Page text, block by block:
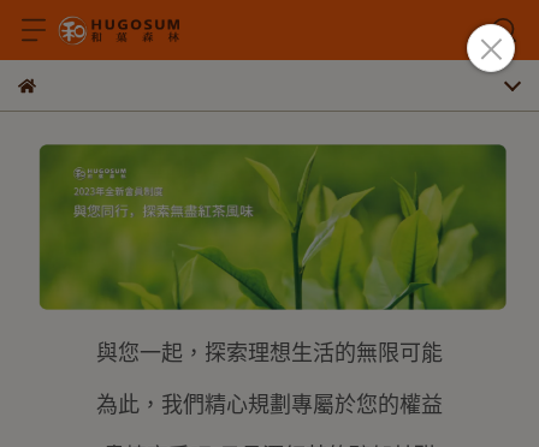
與您一起，探索理想生活的無限可能
為此，我們精心規劃專屬於您的權益